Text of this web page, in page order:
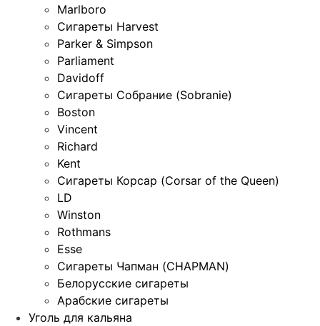
Marlboro
Сигареты Harvest
Parker & Simpson
Parliament
Davidoff
Сигареты Собрание (Sobranie)
Boston
Vincent
Richard
Kent
Сигареты Корсар (Corsar of the Queen)
LD
Winston
Rothmans
Esse
Сигареты Чапман (CHAPMAN)
Белорусские сигареты
Арабские сигареты
Уголь для кальяна